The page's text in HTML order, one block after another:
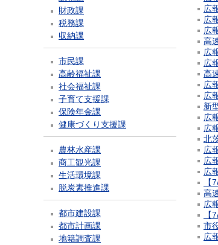
広
広
広
高
広
広
高
広
広
新
広
広
北
広
広
広
【
高
広
【
市
広
財政課
税務課
収納課
市民課
高齢福祉課
社会福祉課
子育て支援課
保険年金課
健康づくり支援課
農林水産課
商工観光課
生活環境課
脱炭素推進課
都市建設課
都市計画課
地籍調査課